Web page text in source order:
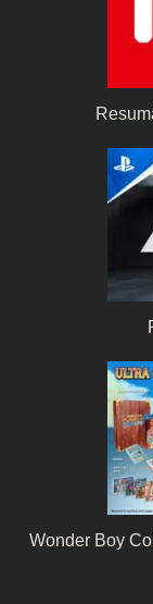
Wonder Boy